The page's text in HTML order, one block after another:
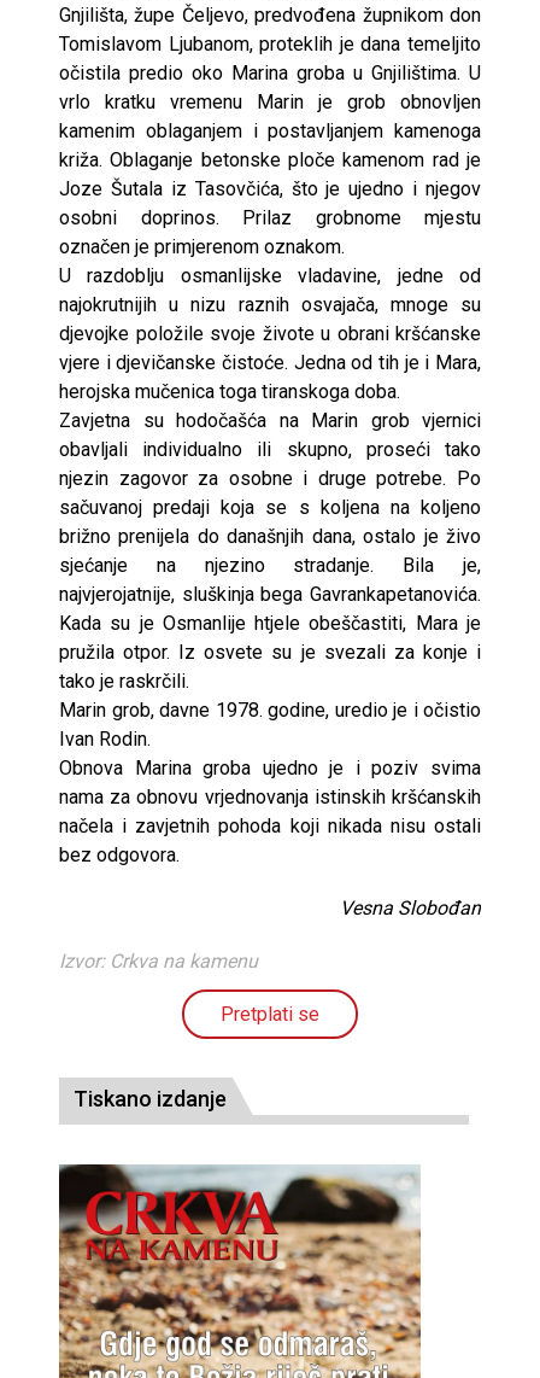
Gnjilišta, župe Čeljevo, predvođena župnikom don
Tomislavom Ljubanom, proteklih je dana temeljito
očistila predio oko Marina groba u Gnjilištima. U
vrlo kratku vremenu Marin je grob obnovljen
kamenim oblaganjem i postavljanjem kamenoga
križa. Oblaganje betonske ploče kamenom rad je
Joze Šutala iz Tasovčića, što je ujedno i njegov
osobni doprinos. Prilaz grobnome mjestu
označen je primjerenom oznakom.
U razdoblju osmanlijske vladavine, jedne od
najokrutnijih u nizu raznih osvajača, mnoge su
djevojke položile svoje živote u obrani kršćanske
vjere i djevičanske čistoće. Jedna od tih je i Mara,
herojska mučenica toga tiranskoga doba.
Zavjetna su hodočašća na Marin grob vjernici
obavljali individualno ili skupno, proseći tako
njezin zagovor za osobne i druge potrebe. Po
sačuvanoj predaji koja se s koljena na koljeno
brižno prenijela do današnjih dana, ostalo je živo
sjećanje na njezino stradanje. Bila je,
najvjerojatnije, sluškinja bega Gavrankapetanovića.
Kada su je Osmanlije htjele obeščastiti, Mara je
pružila otpor. Iz osvete su je svezali za konje i
tako je raskrčili.
Marin grob, davne 1978. godine, uredio je i očistio
Ivan Rodin.
Obnova Marina groba ujedno je i poziv svima
nama za obnovu vrjednovanja istinskih kršćanskih
načela i zavjetnih pohoda koji nikada nisu ostali
bez odgovora.
Vesna Slobođan
Izvor: Crkva na kamenu
Pretplati se
Tiskano izdanje